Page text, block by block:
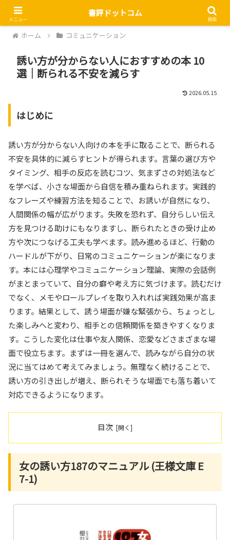
ホーム コミュニケーション
誘い方が分からない人におすすめの本 10
選｜断られる不安を減らす
2026.05.15
はじめに
誘い方が分からない人向けの本を手に取ることで、断られる
不安を具体的に減らすヒントが得られます。言葉の選び方や
タイミング、相手の反応を読むコツ、気まずさの対処法など
を学べば、小さな場面から自信を積み重ねられます。実践的
なフレーズや練習方法を知ることで、お誘いが自然になり、
人間関係の幅が広がります。失敗を恐れず、自分らしい伝え
方を見つける助けにもなりますし、断られたときの受け止め
方や次につなげる工夫も学べます。読み進めるほど、行動の
ハードルが下がり、日常のコミュニケーションが楽になりま
す。本には心理学やコミュニケーション理論、実際の会話例
がまとまっていて、自分の癖や考え方に気づけます。読むだけ
でなく、メモやロールプレイを取り入れれば実践効果が高ま
ります。結果として、誘う場面が嫌な緊張から、ちょっとし
た楽しみへと変わり、相手との信頼関係を築きやすくなりま
す。こうした変化は仕事や友人関係、恋愛などさまざまな場
面で役立ちます。まずは一冊を選んで、読みながら自分の状
況に当てはめて考えてみましょう。無理なく続けることで、
誘い方の引き出しが増え、断られそうな場面でも落ち着いて
対応できるようになります。
目次
女の誘い方187のマニュアル (王様文庫 E
7-1)
メニュー
書評ドットコム
検索